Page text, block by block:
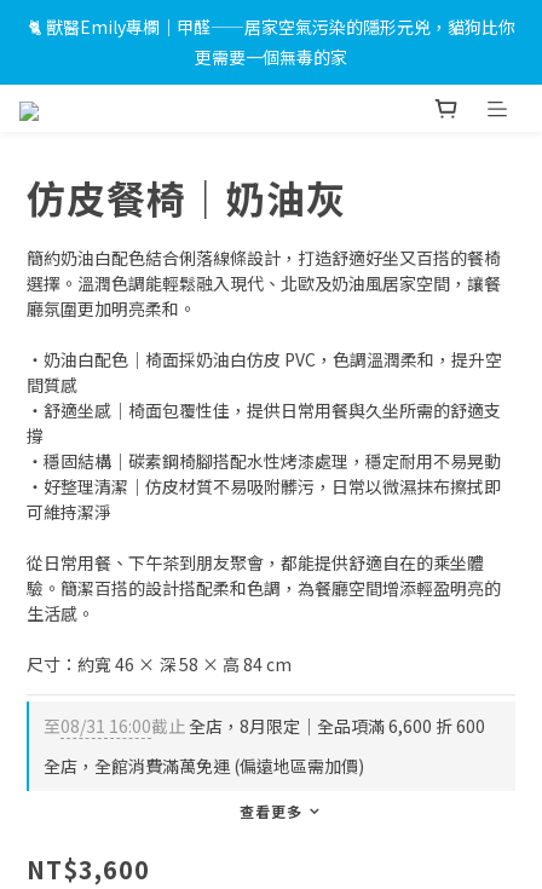
🎉LINE 加入好友＋會員註冊禮｜完成綁定即送 $500 折價券及限
量小燈箱！
🐈 獸醫Emily專欄｜甲醛——居家空氣污染的隱形元兇，貓狗比你
更需要一個無毒的家
🎉LINE 加入好友＋會員註冊禮｜完成綁定即送 $500 折價券及限
仿皮餐椅｜奶油灰
簡約奶油白配色結合俐落線條設計，打造舒適好坐又百搭的餐椅
選擇。溫潤色調能輕鬆融入現代、北歐及奶油風居家空間，讓餐
廳氛圍更加明亮柔和。
・奶油白配色｜椅面採奶油白仿皮 PVC，色調溫潤柔和，提升空
間質感
・舒適坐感｜椅面包覆性佳，提供日常用餐與久坐所需的舒適支
撐
・穩固結構｜碳素鋼椅腳搭配水性烤漆處理，穩定耐用不易晃動
・好整理清潔｜仿皮材質不易吸附髒污，日常以微濕抹布擦拭即
可維持潔淨
從日常用餐、下午茶到朋友聚會，都能提供舒適自在的乘坐體
驗。簡潔百搭的設計搭配柔和色調，為餐廳空間增添輕盈明亮的
生活感。
尺寸：約寬 46 × 深 58 × 高 84 cm
至08/31 16:00截止全店，8月限定｜全品項滿 6,600 折 600
全店，全館消費滿萬免運 (偏遠地區需加價)
查看更多
NT$3,600